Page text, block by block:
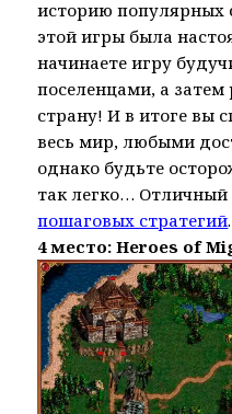
историю популярных
этой игры была
начинаете игру
поселенцами, а затем
страну! И в итоге вы
весь мир, любыми
однако будьте
так легко…
пошаговых стратегий.
4 место: Heroes of